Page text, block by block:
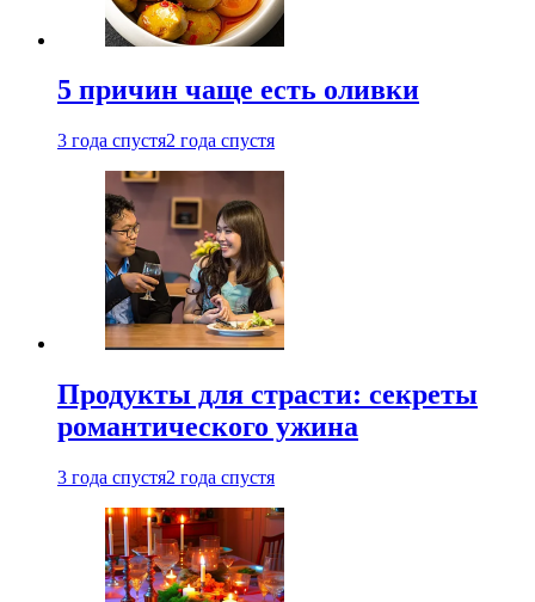
5 причин чаще есть оливки
3 года спустя2 года спустя
Продукты для страсти: секреты
романтического ужина
3 года спустя2 года спустя